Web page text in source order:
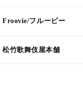
Froovie/フルービー
松竹歌舞伎屋本舗